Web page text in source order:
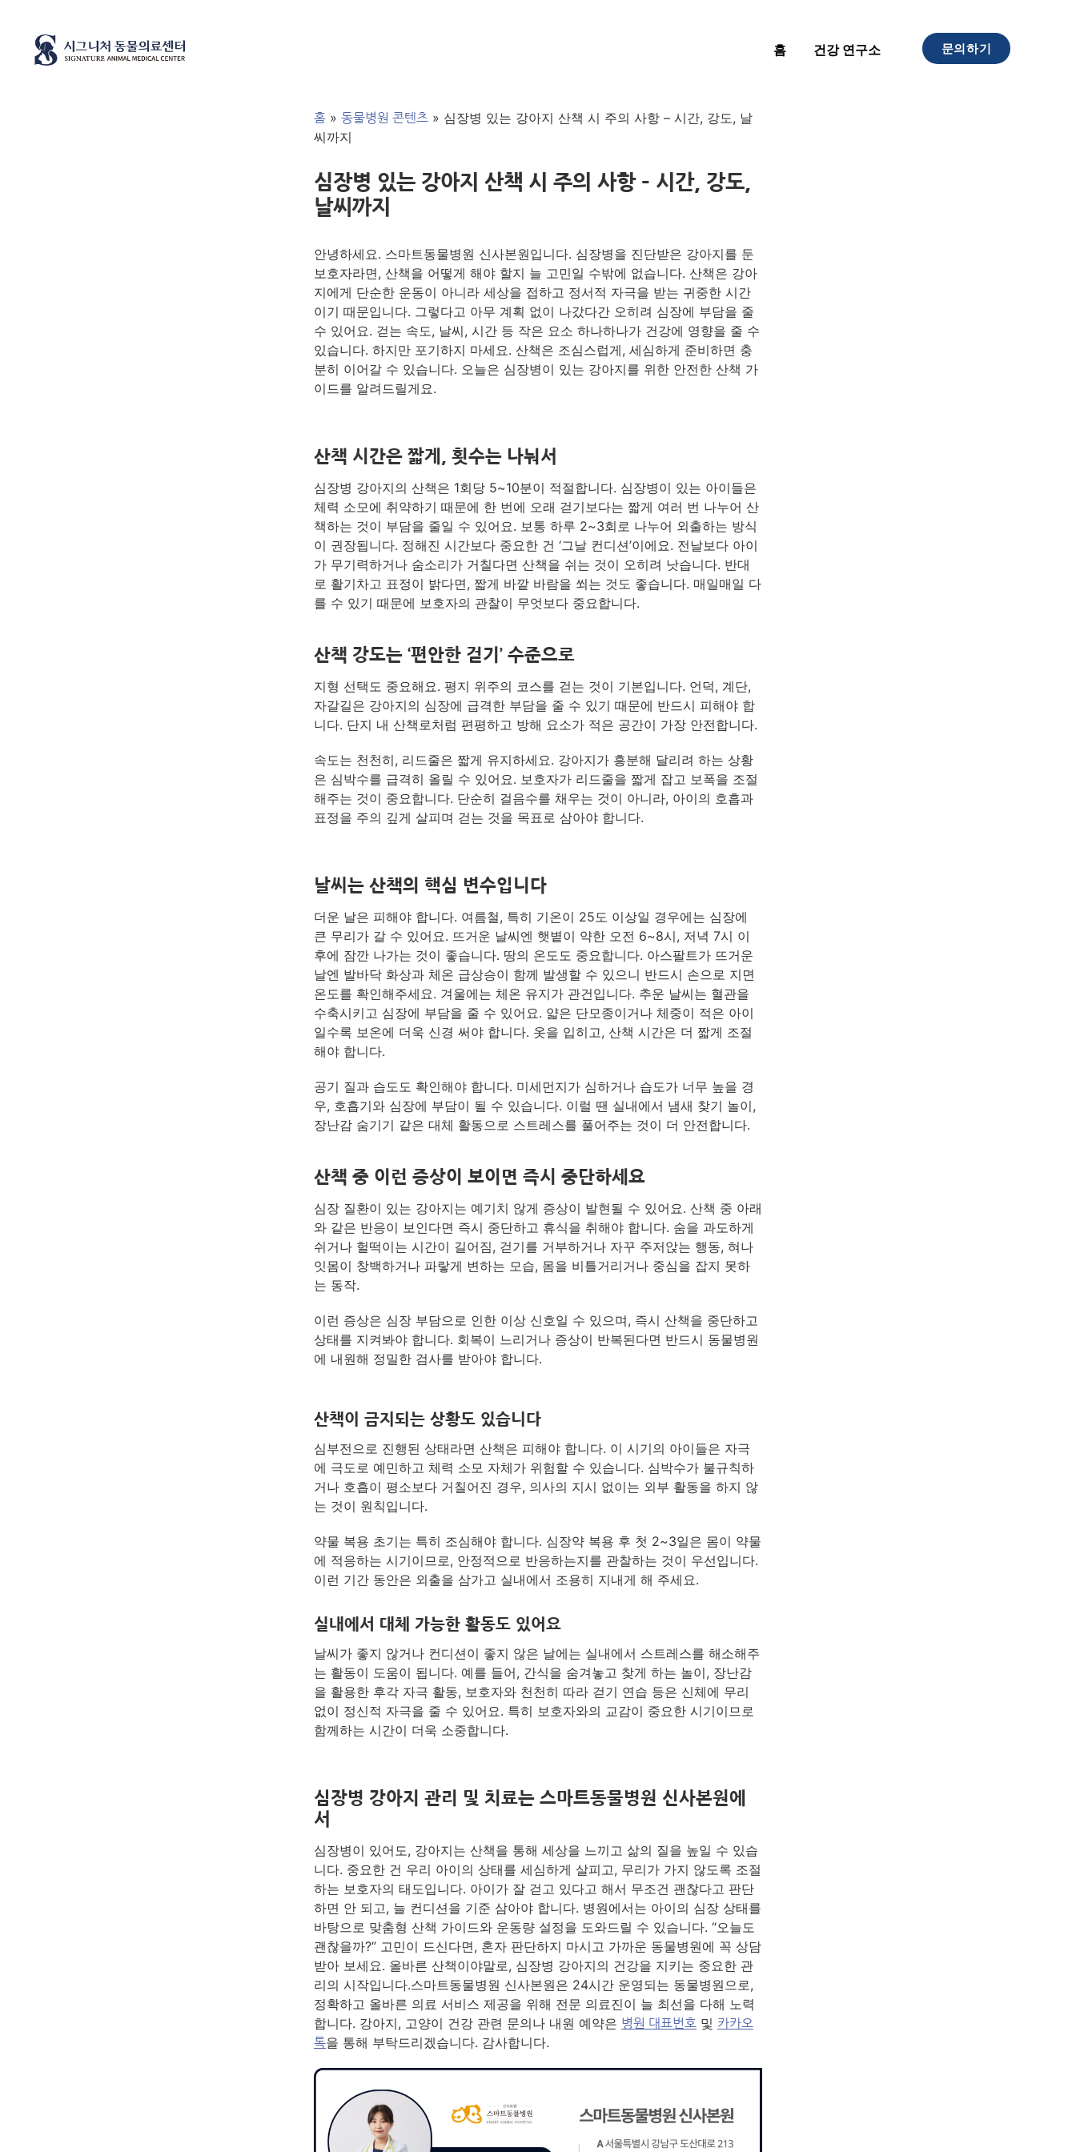
홈 건강 연구소 문의하기
홈 » 동물병원 콘텐츠 » 심장병 있는 강아지 산책 시 주의 사항 – 시간, 강도, 날
씨까지
심장병 있는 강아지 산책 시 주의 사항 – 시간, 강도,
날씨까지
안녕하세요. 스마트동물병원 신사본원입니다. 심장병을 진단받은 강아지를 둔
보호자라면, 산책을 어떻게 해야 할지 늘 고민일 수밖에 없습니다. 산책은 강아
지에게 단순한 운동이 아니라 세상을 접하고 정서적 자극을 받는 귀중한 시간
이기 때문입니다. 그렇다고 아무 계획 없이 나갔다간 오히려 심장에 부담을 줄
수 있어요. 걷는 속도, 날씨, 시간 등 작은 요소 하나하나가 건강에 영향을 줄 수
있습니다. 하지만 포기하지 마세요. 산책은 조심스럽게, 세심하게 준비하면 충
분히 이어갈 수 있습니다. 오늘은 심장병이 있는 강아지를 위한 안전한 산책 가
이드를 알려드릴게요.
산책 시간은 짧게, 횟수는 나눠서
심장병 강아지의 산책은 1회당 5~10분이 적절합니다. 심장병이 있는 아이들은
체력 소모에 취약하기 때문에 한 번에 오래 걷기보다는 짧게 여러 번 나누어 산
책하는 것이 부담을 줄일 수 있어요. 보통 하루 2~3회로 나누어 외출하는 방식
이 권장됩니다. 정해진 시간보다 중요한 건 ‘그날 컨디션’이에요. 전날보다 아이
가 무기력하거나 숨소리가 거칠다면 산책을 쉬는 것이 오히려 낫습니다. 반대
로 활기차고 표정이 밝다면, 짧게 바깥 바람을 쐬는 것도 좋습니다. 매일매일 다
를 수 있기 때문에 보호자의 관찰이 무엇보다 중요합니다.
산책 강도는 ‘편안한 걷기’ 수준으로
지형 선택도 중요해요. 평지 위주의 코스를 걷는 것이 기본입니다. 언덕, 계단,
자갈길은 강아지의 심장에 급격한 부담을 줄 수 있기 때문에 반드시 피해야 합
니다. 단지 내 산책로처럼 편평하고 방해 요소가 적은 공간이 가장 안전합니다.
속도는 천천히, 리드줄은 짧게 유지하세요. 강아지가 흥분해 달리려 하는 상황
은 심박수를 급격히 올릴 수 있어요. 보호자가 리드줄을 짧게 잡고 보폭을 조절
해주는 것이 중요합니다. 단순히 걸음수를 채우는 것이 아니라, 아이의 호흡과
표정을 주의 깊게 살피며 걷는 것을 목표로 삼아야 합니다.
날씨는 산책의 핵심 변수입니다
더운 날은 피해야 합니다. 여름철, 특히 기온이 25도 이상일 경우에는 심장에
큰 무리가 갈 수 있어요. 뜨거운 날씨엔 햇볕이 약한 오전 6~8시, 저녁 7시 이
후에 잠깐 나가는 것이 좋습니다. 땅의 온도도 중요합니다. 아스팔트가 뜨거운
날엔 발바닥 화상과 체온 급상승이 함께 발생할 수 있으니 반드시 손으로 지면
온도를 확인해주세요. 겨울에는 체온 유지가 관건입니다. 추운 날씨는 혈관을
수축시키고 심장에 부담을 줄 수 있어요. 얇은 단모종이거나 체중이 적은 아이
일수록 보온에 더욱 신경 써야 합니다. 옷을 입히고, 산책 시간은 더 짧게 조절
해야 합니다.
공기 질과 습도도 확인해야 합니다. 미세먼지가 심하거나 습도가 너무 높을 경
우, 호흡기와 심장에 부담이 될 수 있습니다. 이럴 땐 실내에서 냄새 찾기 놀이,
장난감 숨기기 같은 대체 활동으로 스트레스를 풀어주는 것이 더 안전합니다.
산책 중 이런 증상이 보이면 즉시 중단하세요
심장 질환이 있는 강아지는 예기치 않게 증상이 발현될 수 있어요. 산책 중 아래
와 같은 반응이 보인다면 즉시 중단하고 휴식을 취해야 합니다. 숨을 과도하게
쉬거나 헐떡이는 시간이 길어짐, 걷기를 거부하거나 자꾸 주저앉는 행동, 혀나
잇몸이 창백하거나 파랗게 변하는 모습, 몸을 비틀거리거나 중심을 잡지 못하
는 동작.
이런 증상은 심장 부담으로 인한 이상 신호일 수 있으며, 즉시 산책을 중단하고
상태를 지켜봐야 합니다. 회복이 느리거나 증상이 반복된다면 반드시 동물병원
에 내원해 정밀한 검사를 받아야 합니다.
산책이 금지되는 상황도 있습니다
심부전으로 진행된 상태라면 산책은 피해야 합니다. 이 시기의 아이들은 자극
에 극도로 예민하고 체력 소모 자체가 위험할 수 있습니다. 심박수가 불규칙하
거나 호흡이 평소보다 거칠어진 경우, 의사의 지시 없이는 외부 활동을 하지 않
는 것이 원칙입니다.
약물 복용 초기는 특히 조심해야 합니다. 심장약 복용 후 첫 2~3일은 몸이 약물
에 적응하는 시기이므로, 안정적으로 반응하는지를 관찰하는 것이 우선입니다.
이런 기간 동안은 외출을 삼가고 실내에서 조용히 지내게 해 주세요.
실내에서 대체 가능한 활동도 있어요
날씨가 좋지 않거나 컨디션이 좋지 않은 날에는 실내에서 스트레스를 해소해주
는 활동이 도움이 됩니다. 예를 들어, 간식을 숨겨놓고 찾게 하는 놀이, 장난감
을 활용한 후각 자극 활동, 보호자와 천천히 따라 걷기 연습 등은 신체에 무리
없이 정신적 자극을 줄 수 있어요. 특히 보호자와의 교감이 중요한 시기이므로
함께하는 시간이 더욱 소중합니다.
심장병 강아지 관리 및 치료는 스마트동물병원 신사본원에
서
심장병이 있어도, 강아지는 산책을 통해 세상을 느끼고 삶의 질을 높일 수 있습
니다. 중요한 건 우리 아이의 상태를 세심하게 살피고, 무리가 가지 않도록 조절
하는 보호자의 태도입니다. 아이가 잘 걷고 있다고 해서 무조건 괜찮다고 판단
하면 안 되고, 늘 컨디션을 기준 삼아야 합니다. 병원에서는 아이의 심장 상태를
바탕으로 맞춤형 산책 가이드와 운동량 설정을 도와드릴 수 있습니다. “오늘도
괜찮을까?” 고민이 드신다면, 혼자 판단하지 마시고 가까운 동물병원에 꼭 상담
받아 보세요. 올바른 산책이야말로, 심장병 강아지의 건강을 지키는 중요한 관
리의 시작입니다.스마트동물병원 신사본원은 24시간 운영되는 동물병원으로,
정확하고 올바른 의료 서비스 제공을 위해 전문 의료진이 늘 최선을 다해 노력
합니다. 강아지, 고양이 건강 관련 문의나 내원 예약은 병원 대표번호 및 카카오
톡을 통해 부탁드리겠습니다. 감사합니다.